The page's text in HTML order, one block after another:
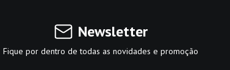
Newsletter
Fique por dentro de todas as novidades e promoção